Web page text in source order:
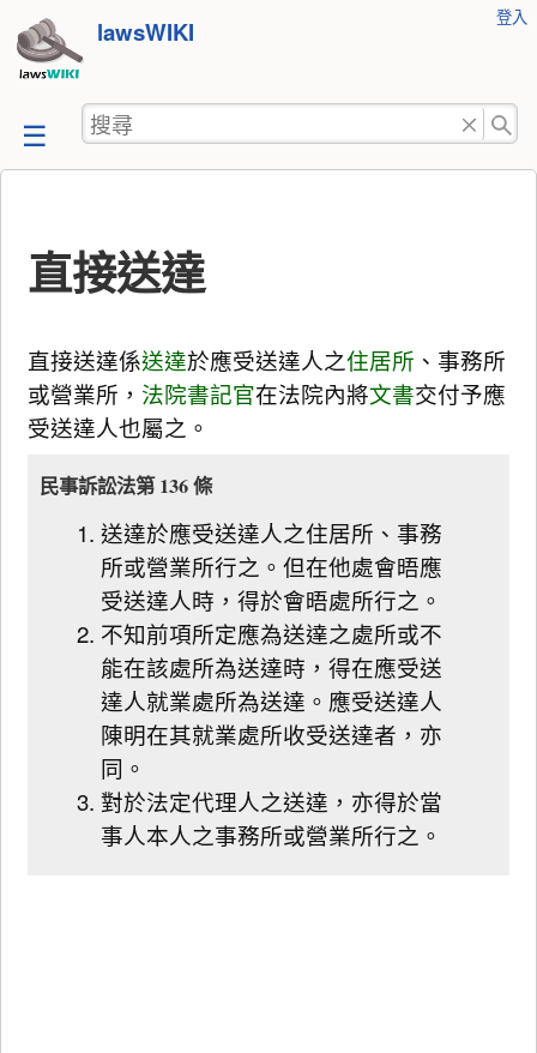
跳
至
容
lawsWIKI
工
登入
搜
尋
直接送達
直接送達係送達於應受送達人之住居所 、事務所
或營業所， 法院書記官在法院內將文書交付予應
受送達人也屬之。
民事訴訟法第 136 條
送達於應受送達人之住居所、事務
所或營業所行之。但在他處會晤應
受送達人時，得於會晤處所行之。
不知前項所定應為送達之處所或不
能在該處所為送達時，得在應受送
達人就業處所為送達。應受送達人
陳明在其就業處所收受送達者，亦
同。
對於法定代理人之送達，亦得於當
事人本人之事務所或營業所行之。